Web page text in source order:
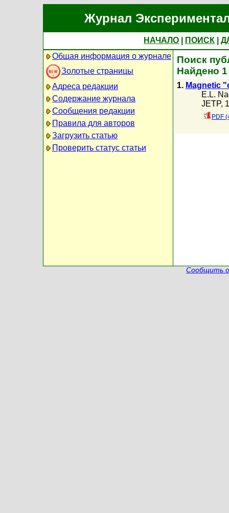
Журнал
НАЧАЛО ПОИСК
Общая информация о журнале
Золотые страницы
Адреса редакции
Содержание журнала
Сообщения редакции
Правила для авторов
Загрузить статью
Проверить статус статьи
Поиск
Найдено 1
1. Magnetic
E.L.
JETP,
PDF
Сообщить о